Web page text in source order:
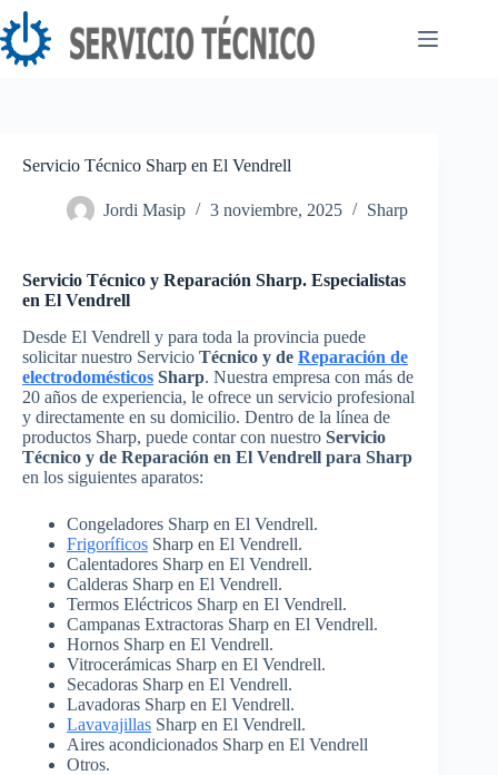
Saltar
al
contenido
Servicio Técnico Sharp en El Vendrell
Jordi Masip 3 noviembre, 2025 Sharp
Servicio Técnico y Reparación Sharp. Especialistas
en El Vendrell
Desde El Vendrell y para toda la provincia puede
solicitar nuestro Servicio Técnico y de Reparación de
electrodomésticos Sharp. Nuestra empresa con más de
20 años de experiencia, le ofrece un servicio profesional
y directamente en su domicilio. Dentro de la línea de
productos Sharp, puede contar con nuestro Servicio
Técnico y de Reparación en El Vendrell para Sharp
en los siguientes aparatos:
Congeladores Sharp en El Vendrell.
Frigoríficos Sharp en El Vendrell.
Calentadores Sharp en El Vendrell.
Calderas Sharp en El Vendrell.
Termos Eléctricos Sharp en El Vendrell.
Campanas Extractoras Sharp en El Vendrell.
Hornos Sharp en El Vendrell.
Vitrocerámicas Sharp en El Vendrell.
Secadoras Sharp en El Vendrell.
Lavadoras Sharp en El Vendrell.
Lavavajillas Sharp en El Vendrell.
Aires acondicionados Sharp en El Vendrell
Otros.